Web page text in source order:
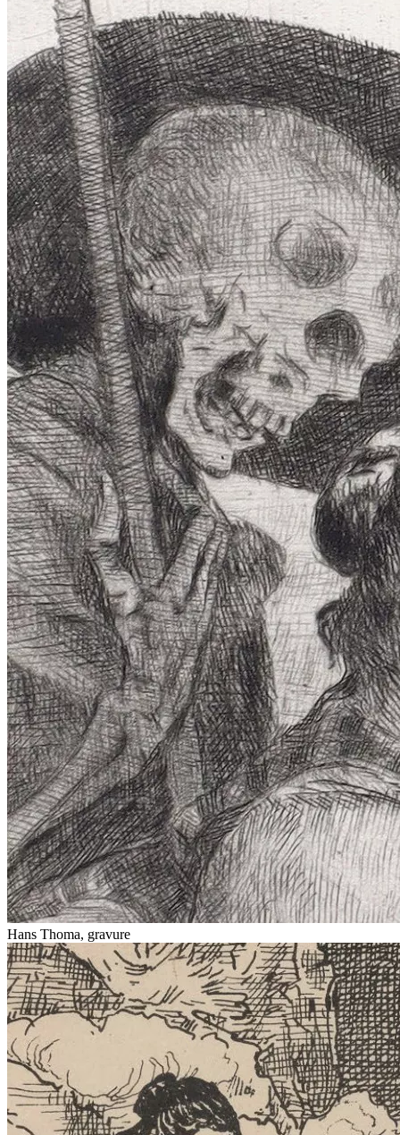
Hans Thoma, gravure